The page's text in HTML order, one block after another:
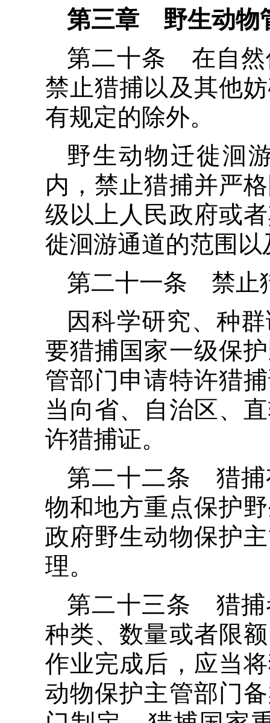
第三章 野生动物
第二十条 在自然
禁止猎捕以及其他
有规定的除外。
野生动物迁徙洄
内，禁止猎捕并严
级以上人民政府或
徙洄游通道的范围
第二十一条 禁止
因科学研究、种
要猎捕国家一级保
管部门申请特许猎
当向省、自治区、
许猎捕证。
第二十二条 猎捕
物和地方重点保护
政府野生动物保护
理。
第二十三条 猎捕
种类、数量或者限
作业完成后，应当
动物保护主管部门